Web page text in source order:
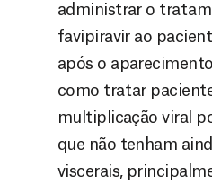
administrar o
favipiravir ao
após o
como tratar
multiplicação viral
que não tenham
viscerais,